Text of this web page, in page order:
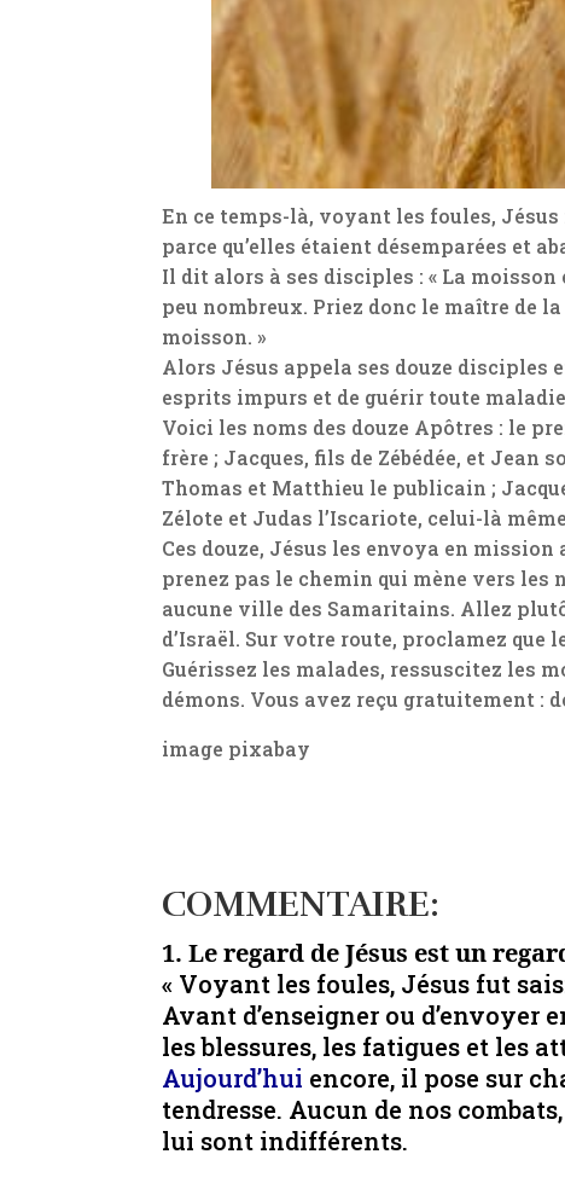
En ce temps-là, voyant les foules,
parce qu’elles étaient désemparées et
Il dit alors à ses disciples : « La
peu nombreux. Priez donc le maître de
moisson. »
Alors Jésus appela ses douze disciples
esprits impurs et de guérir toute
Voici les noms des douze Apôtres : le
frère ; Jacques, fils de Zébédée, et Jean
Thomas et Matthieu le publicain ;
Zélote et Judas l’Iscariote, celui-là
Ces douze, Jésus les envoya en
prenez pas le chemin qui mène vers les
aucune ville des Samaritains. Allez
d’Israël. Sur votre route, proclamez que
Guérissez les malades, ressuscitez les
démons. Vous avez reçu gratuitement :
image pixabay
COMMENTAIRE:
1. Le regard de Jésus est un
« Voyant les foules, Jésus fut
Avant d’enseigner ou d’envoyer
les blessures, les fatigues et les
Aujourd’hui encore, il pose sur
tendresse. Aucun de nos
lui sont indifférents.